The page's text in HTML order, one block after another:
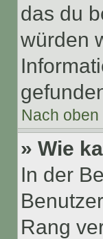
das du
würden
Nach oben
» Wie
In der
Rang